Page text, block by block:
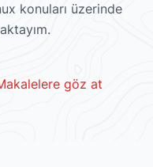
konuları üzerinde
göz at